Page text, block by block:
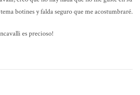
botines y falda seguro que me acostumbraré.
es precioso!